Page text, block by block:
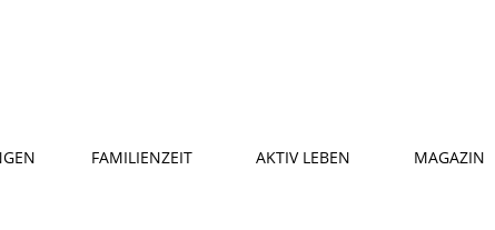
FAMILIENZEIT AKTIV LEBEN MAGAZIN